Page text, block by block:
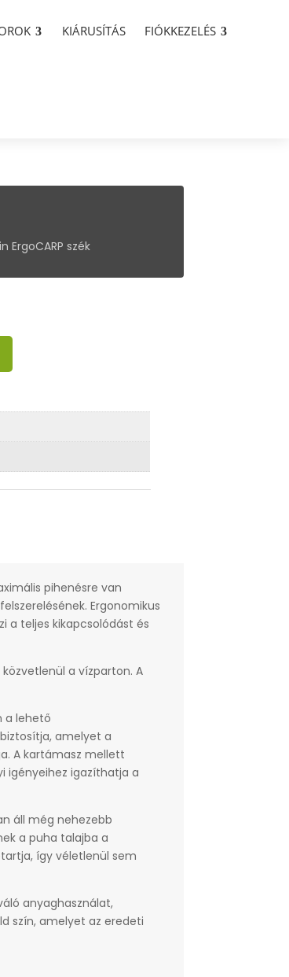
KIÁRUSÍTÁS
FIÓKKEZELÉS
ErgoCARP szék
pihenésre van
Ergonomikus
a teljes kikapcsolódást és
a vízparton. A
a lehető
amelyet a
A kartámasz mellett
igényeihez igazíthatja a
áll még nehezebb
a puha talajba a
így véletlenül sem
anyaghasználat,
szín, amelyet az eredeti